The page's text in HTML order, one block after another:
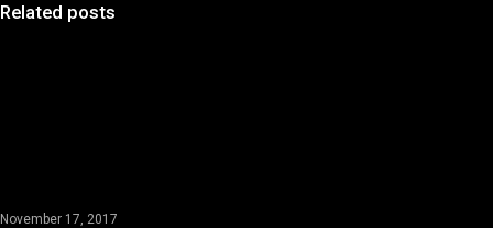
Related posts
November 17, 2017